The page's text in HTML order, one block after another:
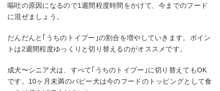
嘔吐の原因になるので1週間程度時間をかけて、今までのフード
に混ぜましょう。
だんだんと｢うちのトイプー｣の割合を増やしていきます。ポイン
トは2週間程度ゆっくりと切り替えるのがオススメです。
成犬〜シニア犬は、すべて｢うちのトイプー｣に切り替えてもOK
です。10ヶ月未満のパピー犬は今のフードのトッピングとして食